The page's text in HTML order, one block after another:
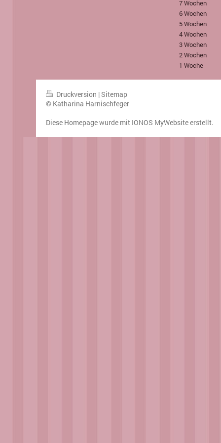
7 Wochen
6 Wochen
5 Wochen
4 Wochen
3 Wochen
2 Wochen
1 Woche
Druckversion |Sitemap
© Katharina Harnischfeger
Diese Homepage wurde mit IONOS MyWebsiteerstellt.